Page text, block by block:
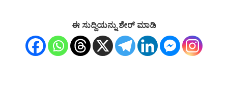
ಈ ಸುದ್ದಿಯನ್ನು ಶೇರ್ ಮಾಡಿ